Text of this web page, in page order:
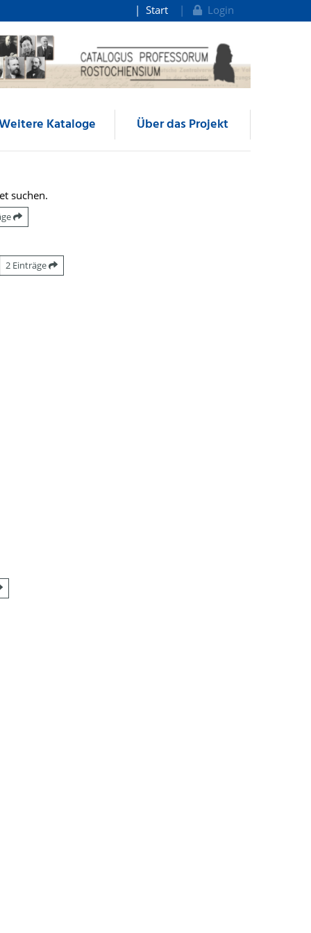
Start Login
Kataloge Über das Projekt
suchen.
2 Einträge